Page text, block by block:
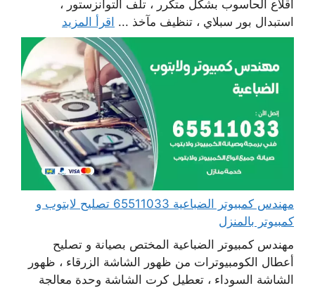
اقلاع الحاسوب بشكل متكرر ، تلف التوانزستور ،
استبدال بور سبلاي ، تنظيف مآخذ ... اقرأ المزيد
مهندس كمبيوتر الضباعية 65511033 تصليح لابتوب و
كمبيوتر بالمنزل
مهندس كمبيوتر الضباعية المختص بصيانة و تصليح
أعطال الكومبيوترات من ظهور الشاشة الزرقاء ، ظهور
الشاشة السوداء ، تعطيل كرت الشاشة وحدة معالجة